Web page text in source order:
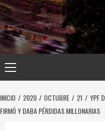
principal
INICIO 2020 OCTUBRE 21
YPF
FIRMÓ Y DABA PÉRDIDAS MILLONARIAS